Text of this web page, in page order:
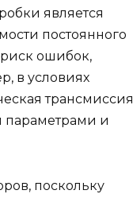
является
постоянного
ошибок,
в условиях
трансмиссия
параметрами и
поскольку